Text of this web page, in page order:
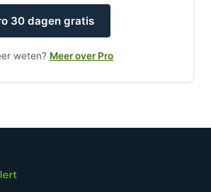
30 dagen gratis
weten? Meer over Pro